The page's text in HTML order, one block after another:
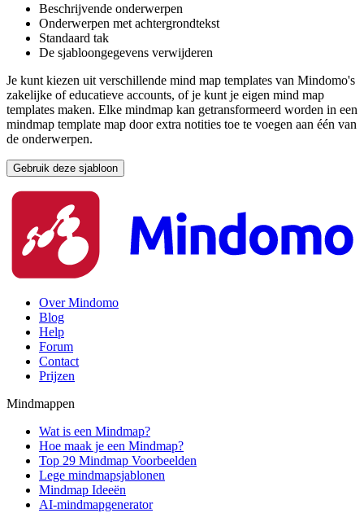
Beschrijvende onderwerpen
Onderwerpen met achtergrondtekst
Standaard tak
De sjabloongegevens verwijderen
Je kunt kiezen uit verschillende mind map templates van Mindomo's
zakelijke of educatieve accounts, of je kunt je eigen mind map
templates maken. Elke mindmap kan getransformeerd worden in een
mindmap template map door extra notities toe te voegen aan één van
de onderwerpen.
Gebruik deze sjabloon
Over Mindomo
Blog
Help
Forum
Contact
Prijzen
Mindmappen
Wat is een Mindmap?
Hoe maak je een Mindmap?
Top 29 Mindmap Voorbeelden
Lege mindmapsjablonen
Mindmap Ideeën
AI-mindmapgenerator